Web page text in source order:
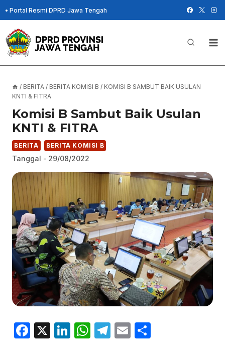
Skip
to
content
• Portal Resmi DPRD Jawa Tengah
/ BERITA / BERITA KOMISI B / KOMISI B SAMBUT BAIK USULAN
KNTI & FITRA
Komisi B Sambut Baik Usulan
KNTI & FITRA
BERITA BERITA KOMISI B
Tanggal - 29/08/2022
F
X
Li W T
E